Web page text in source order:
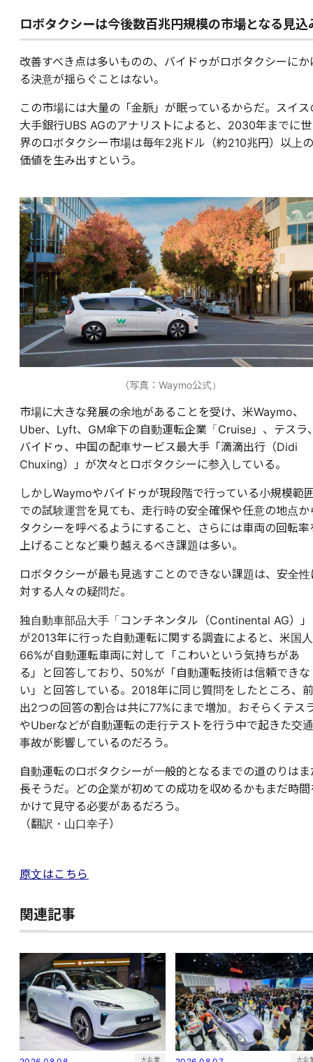
ロボタクシーは今後数百兆円規模の市場となる見込
改善すべき点は多いものの、バイドゥがロボタクシーにか
る決意が揺らぐことはない。
この市場には大量の「金脈」が眠っているからだ。スイス
大手銀行UBS AGのアナリストによると、2030年までに世
界のロボタクシー市場は毎年2兆ドル（約210兆円）以上の
価値を生み出すという。
（写真：Waymo公式）
市場に大きな発展の余地があることを受け、米Waymo、
Uber、Lyft、GM傘下の自動運転企業「Cruise」、テスラ
バイドゥ、中国の配車サービス最大手「滴滴出行（Didi
Chuxing）」が次々とロボタクシーに参入している。
しかしWaymoやバイドゥが現段階で行っている小規模範
での試験運営を見ても、走行時の安全確保や任意の地点か
タクシーを呼べるようにすること、さらには車両の回転率
上げることなど乗り越えるべき課題は多い。
ロボタクシーが最も見逃すことのできない課題は、安全性
対する人々の疑問だ。
独自動車部品大手「コンチネンタル（Continental AG）」
が2013年に行った自動運転に関する調査によると、米国人
66%が自動運転車両に対して「こわいという気持ちがあ
る」と回答しており、50%が「自動運転技術は信頼できな
い」と回答している。2018年に同じ質問をしたところ、前
出2つの回答の割合は共に77%にまで増加。おそらくテス
やUberなどが自動運転の走行テストを行う中で起きた交通
事故が影響しているのだろう。
自動運転のロボタクシーが一般的となるまでの道のりはま
長そうだ。どの企業が初めての成功を収めるかもまだ時間
かけて見守る必要があるだろう。
（翻訳・山口幸子）
原文はこちら
関連記事
大企業 大企